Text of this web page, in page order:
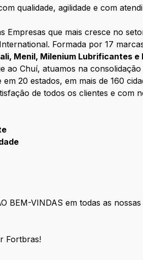
qualidade, agilidade e com
Empresas que mais cresce no
Formada por 17
Menil, Milenium Lubrificantes
ao Chuí, atuamos na
em 20 estados, em mais de 160
de todos os clientes e
BEM-VINDAS em todas as
Fortbras!